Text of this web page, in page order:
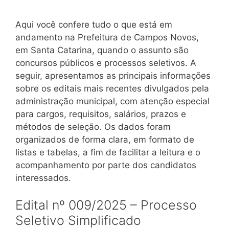
Aqui você confere tudo o que está em
andamento na Prefeitura de Campos Novos,
em Santa Catarina, quando o assunto são
concursos públicos e processos seletivos. A
seguir, apresentamos as principais informações
sobre os editais mais recentes divulgados pela
administração municipal, com atenção especial
para cargos, requisitos, salários, prazos e
métodos de seleção. Os dados foram
organizados de forma clara, em formato de
listas e tabelas, a fim de facilitar a leitura e o
acompanhamento por parte dos candidatos
interessados.
Edital nº 009/2025 – Processo
Seletivo Simplificado